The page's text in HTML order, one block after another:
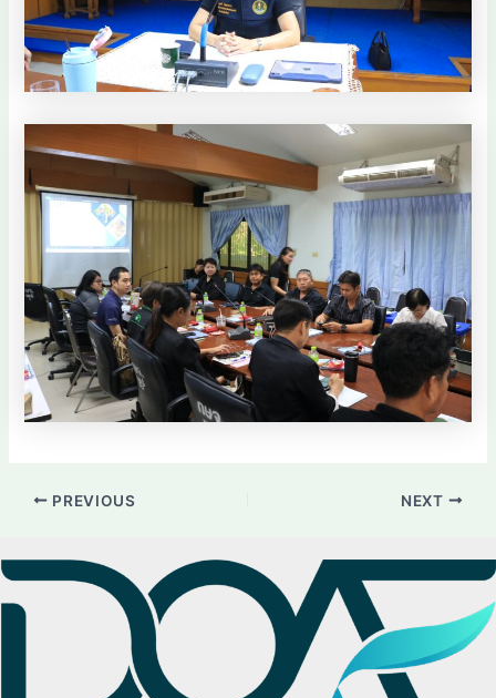
PREVIOUS NEXT